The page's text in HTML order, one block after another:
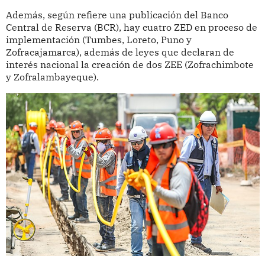
Además, según refiere una publicación del Banco
Central de Reserva (BCR), hay cuatro ZED en proceso de
implementación (Tumbes, Loreto, Puno y
Zofracajamarca), además de leyes que declaran de
interés nacional la creación de dos ZEE (Zofrachimbote
y Zofralambayeque).